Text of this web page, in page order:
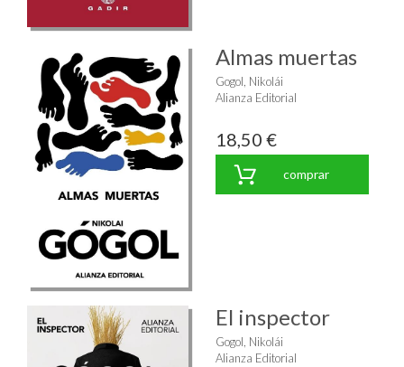
Almas muertas
Gogol, Nikolái
Alianza Editorial
18,50 €
comprar
El inspector
Gogol, Nikolái
Alianza Editorial